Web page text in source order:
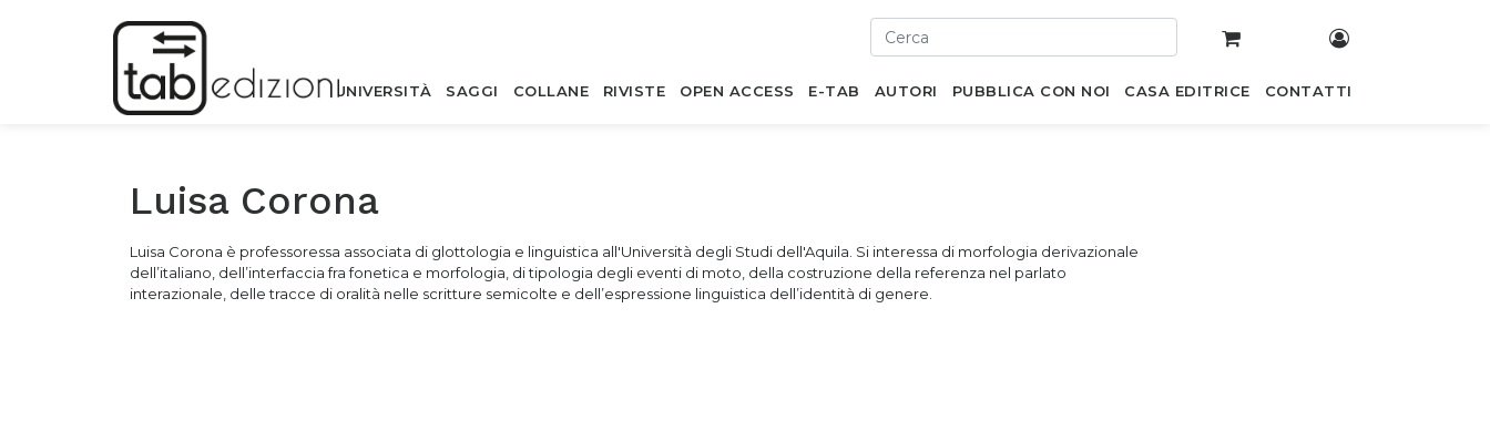
UNIVERSITÀ SAGGI COLLANE RIVISTE OPEN ACCESS E-TAB AUTORI PUBBLICA CON NOI CASA EDITRICE CONTATTI
Luisa Corona
Luisa Corona è professoressa associata di glottologia e linguistica all'Università degli Studi dell'Aquila. Si interessa di morfologia derivazionale
dell’italiano, dell’interfaccia fra fonetica e morfologia, di tipologia degli eventi di moto, della costruzione della referenza nel parlato
interazionale, delle tracce di oralità nelle scritture semicolte e dell’espressione linguistica dell’identità di genere.